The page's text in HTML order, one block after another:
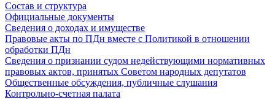
Состав и структура
Официальные документы
Сведения о доходах и имуществе
Правовые акты по ПДн вместе с Политикой в отношении
обработки ПДн
Сведения о признании судом недействующими нормативных
правовых актов, принятых Советом народных депутатов
Общественные обсуждения, публичные слушания
Контрольно-счетная палата